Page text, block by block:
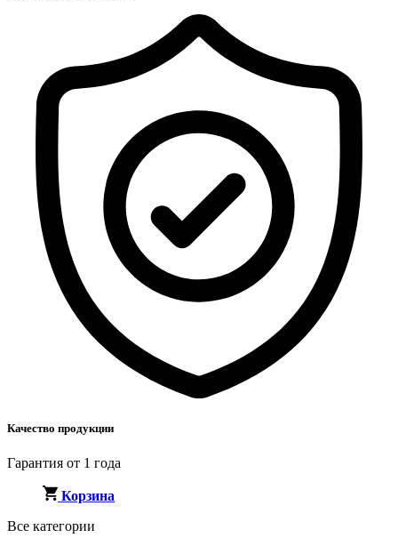
Качество продукции
Гарантия от 1 года
Корзина
Все категории